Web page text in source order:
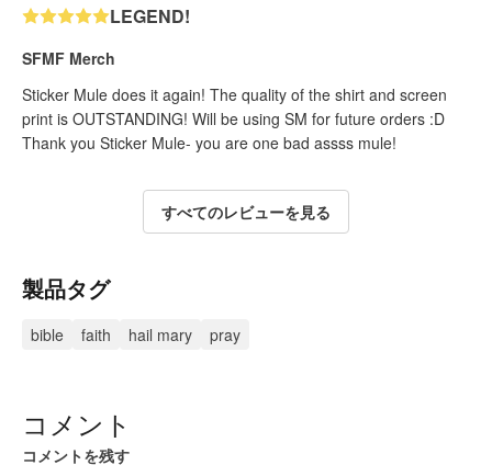
LEGEND!
SFMF Merch
Sticker Mule does it again! The quality of the shirt and screen
print is OUTSTANDING! Will be using SM for future orders :D
Thank you Sticker Mule- you are one bad assss mule!
すべてのレビューを見る
製品タグ
bible faith hail mary pray
コメント
コメントを残す